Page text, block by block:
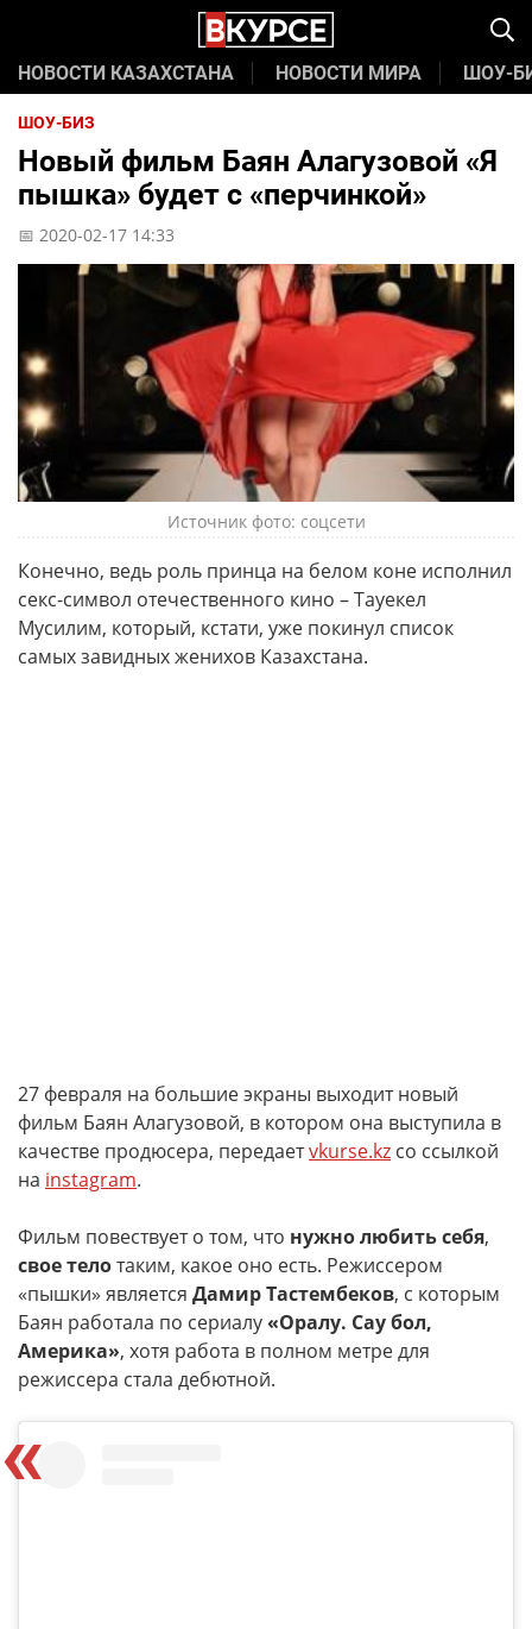
НОВОСТИ КАЗАХСТАНА НОВОСТИ МИРА ШОУ-
ШОУ-БИЗ
Новый фильм Баян Алагузовой «Я
пышка» будет с «перчинкой»
📅 2020-02-17 14:33
Источник фото: соцсети
Конечно, ведь роль принца на белом коне исполнил
секс-символ отечественного кино – Тауекел
Мусилим, который, кстати, уже покинул список
самых завидных женихов Казахстана.
27 февраля на большие экраны выходит новый
фильм Баян Алагузовой, в котором она выступила в
качестве продюсера, передаетvkurse.kz со ссылкой
на instagram.
Фильм повествует о том, что нужно любить себя,
свое телотаким, какое оно есть. Режиссером
«пышки» является Дамир Тастембеков, с которым
Баян работала по сериалу«Оралу. Сау бол,
Америка», хотя работа в полном метре для
режиссера стала дебютной.